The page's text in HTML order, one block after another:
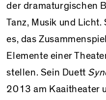
der dramaturgischen
Tanz, Musik und
es, das
Elemente einer
stellen. Sein Duett
2013 am Kaaitheater